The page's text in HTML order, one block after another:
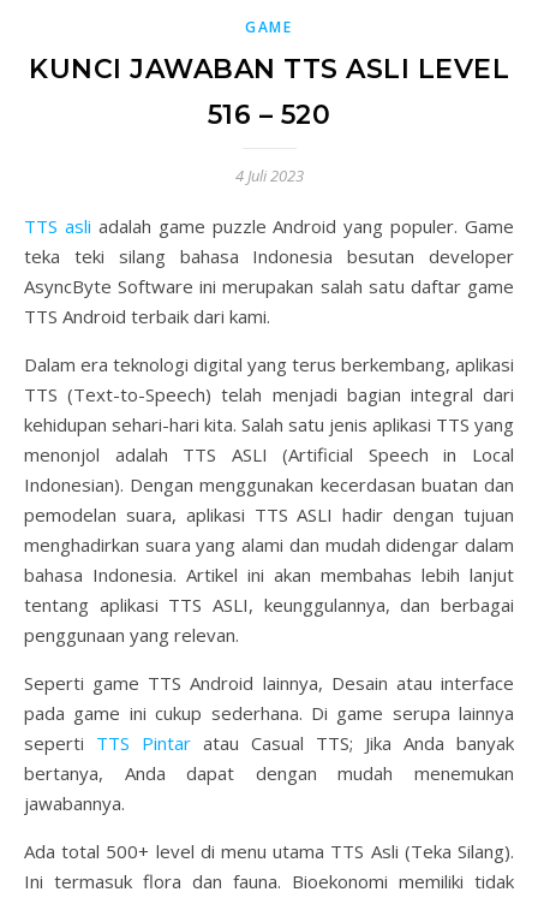
GAME
KUNCI JAWABAN TTS ASLI LEVEL
516 – 520
4 Juli 2023
TTS asli adalah game puzzle Android yang populer. Game
teka teki silang bahasa Indonesia besutan developer
AsyncByte Software ini merupakan salah satu daftar game
TTS Android terbaik dari kami.
Dalam era teknologi digital yang terus berkembang, aplikasi
TTS (Text-to-Speech) telah menjadi bagian integral dari
kehidupan sehari-hari kita. Salah satu jenis aplikasi TTS yang
menonjol adalah TTS ASLI (Artificial Speech in Local
Indonesian). Dengan menggunakan kecerdasan buatan dan
pemodelan suara, aplikasi TTS ASLI hadir dengan tujuan
menghadirkan suara yang alami dan mudah didengar dalam
bahasa Indonesia. Artikel ini akan membahas lebih lanjut
tentang aplikasi TTS ASLI, keunggulannya, dan berbagai
penggunaan yang relevan.
Seperti game TTS Android lainnya, Desain atau interface
pada game ini cukup sederhana. Di game serupa lainnya
seperti TTS Pintar atau Casual TTS; Jika Anda banyak
bertanya, Anda dapat dengan mudah menemukan
jawabannya.
Ada total 500+ level di menu utama TTS Asli (Teka Silang).
Ini termasuk flora dan fauna. Bioekonomi memiliki tidak